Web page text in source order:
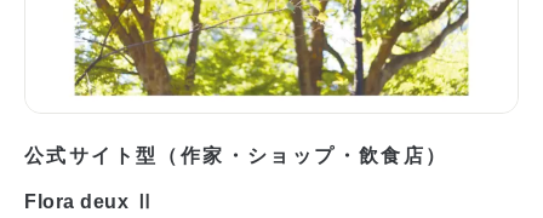
公式サイト型（作家・ショップ・飲食店）
Flora deux Ⅱ